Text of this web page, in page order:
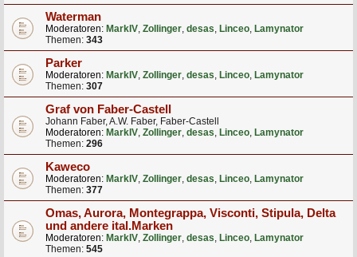
Waterman
Moderatoren: MarkIV, Zollinger, desas, Linceo, Lamynator
Themen: 343
Parker
Moderatoren: MarkIV, Zollinger, desas, Linceo, Lamynator
Themen: 307
Graf von Faber-Castell
Johann Faber, A.W. Faber, Faber-Castell
Moderatoren: MarkIV, Zollinger, desas, Linceo, Lamynator
Themen: 296
Kaweco
Moderatoren: MarkIV, Zollinger, desas, Linceo, Lamynator
Themen: 377
Omas, Aurora, Montegrappa, Visconti, Stipula, Delta
und andere ital.Marken
Moderatoren: MarkIV, Zollinger, desas, Linceo, Lamynator
Themen: 545